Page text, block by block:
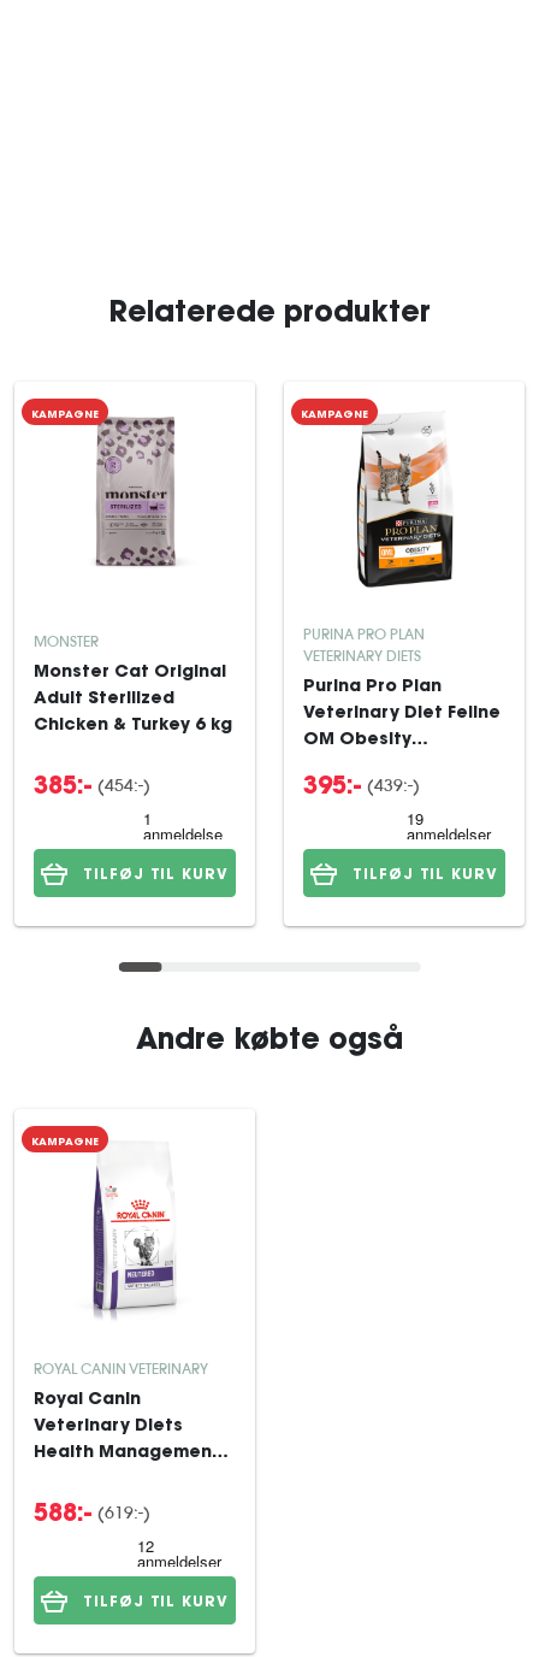
Relaterede produkter
KAMPAGNE
MONSTER
Monster Cat Original
Adult Sterilized
Chicken & Turkey 6 kg
385:- (454:-)
TILFØJ TIL KURV
KAMPAGNE
PURINA PRO PLAN
VETERINARY DIETS
Purina Pro Plan
Veterinary Diet Feline
OM Obesity
395:- (439:-)
TILFØJ TIL KURV
Andre købte også
KAMPAGNE
ROYAL CANIN VETERINARY
Royal Canin
Veterinary Diets
Health Management
Balance tørfoder til
588:- (619:-)
TILFØJ TIL KURV